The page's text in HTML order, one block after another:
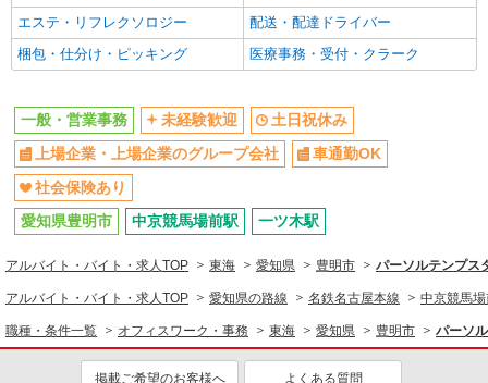
エステ・リフレクソロジー
配送・配達ドライバー
梱包・仕分け・ピッキング
医療事務・受付・クラーク
一般・営業事務 未経験歓迎
土日祝休み
上場企業・上場企業のグループ会社
車通勤OK
社会保険あり
愛知県豊明市
中京競馬場前駅 一ツ木駅
アルバイト・バイト・求人TOP 東海 愛知県 豊明市 パーソルテンプス
アルバイト・バイト・求人TOP 愛知県の路線 名鉄名古屋本線 中京競馬
職種・条件一覧 オフィスワーク・事務 東海 愛知県 豊明市 パーソ
掲載ご希望のお客様へ よくある質問